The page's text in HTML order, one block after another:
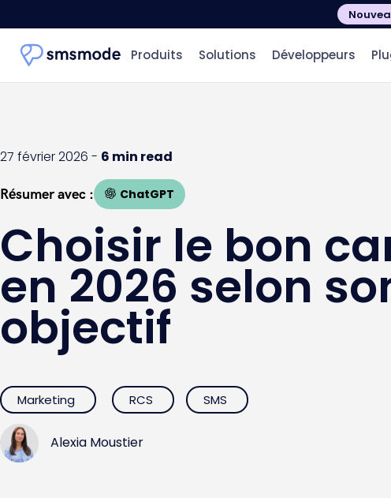
Produits Solutions Développeurs
27 février 2026 - 6 min read
Résumer avec : ChatGPT
Choisir le bon
en 2026 selon
objectif
Marketing RCS SMS
Alexia Moustier